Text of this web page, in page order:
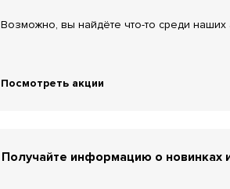
Возможно, вы найдёте что-то среди наших
Посмотреть акции
Получайте информацию о новинках